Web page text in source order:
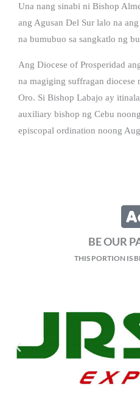
Una nang sinabi ni Bishop
ang Agusan Del Sur lalo na
na bumubuo sa sangkatlo ng
Ang Diocese of Prosperidad
na magiging suffragan diocese
Oro. Si Bishop Labajo ay
auxiliary bishop ng Cebu
episcopal ordination noong
BE OUR
THIS PORTION IS